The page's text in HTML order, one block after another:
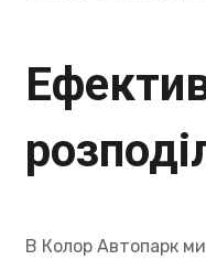
В Колор Автопарк ми